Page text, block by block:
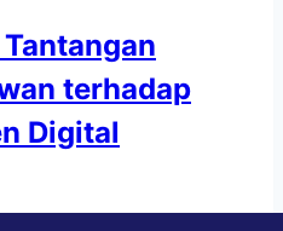
terhadap
Digital